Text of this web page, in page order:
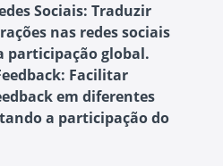
Sociais: Traduzir
nas redes sociais
participação global.
Facilitar
em diferentes
a participação do